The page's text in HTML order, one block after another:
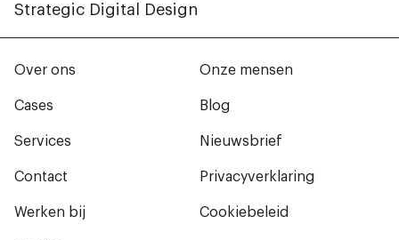
Strategic Digital Design
Over ons
Cases
Services
Onze mensen
Blog
Nieuwsbrief
Contact
Werken bij
Privacyverklaring
Cookiebeleid